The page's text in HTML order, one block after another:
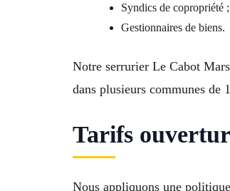
Syndics de copropriété ;
Gestionnaires de biens.
Notre serrurier Le Cabot
dans plusieurs communes
Tarifs
Nous appliquons une